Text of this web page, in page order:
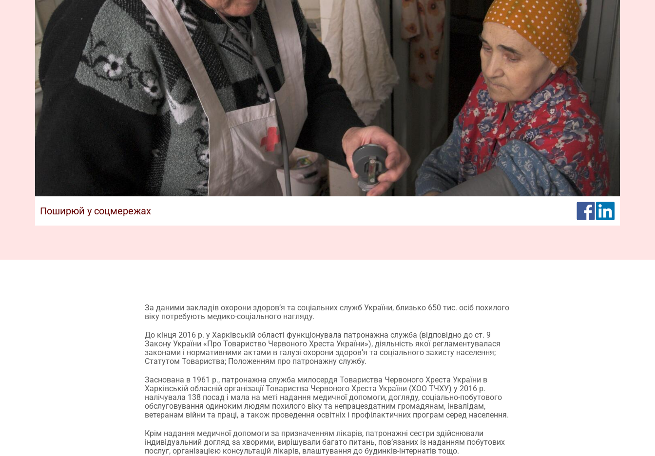
Поширюй у соцмережах
За даними закладів охорони здоров’я та соціальних служб України, близько 650 тис. осіб похилого
віку потребують медико-соціального нагляду.
До кінця 2016 р. у Харківській області функціонувала патронажна служба (відповідно до ст. 9
Закону України «Про Товариство Червоного Хреста України»), діяльність якої регламентувалася
законами і нормативними актами в галузі охорони здоров’я та соціального захисту населення;
Статутом Товариства; Положенням про патронажну службу.
Заснована в 1961 р., патронажна служба милосердя Товариства Червоного Хреста України в
Харківській обласній організації Товариства Червоного Хреста України (ХОО ТЧХУ) у 2016 р.
налічувала 138 посад і мала на меті надання медичної допомоги, догляду, соціально-побутового
обслуговування одиноким людям похилого віку та непрацездатним громадянам, інвалідам,
ветеранам війни та праці, а також проведення освітніх і профілактичних програм серед населення.
Крім надання медичної допомоги за призначенням лікарів, патронажні сестри здійснювали
індивідуальний догляд за хворими, вирішували багато питань, пов’язаних із наданням побутових
послуг, організацією консультацій лікарів, влаштування до будинків-інтернатів тощо.
Дізнатися більше про волонтерство